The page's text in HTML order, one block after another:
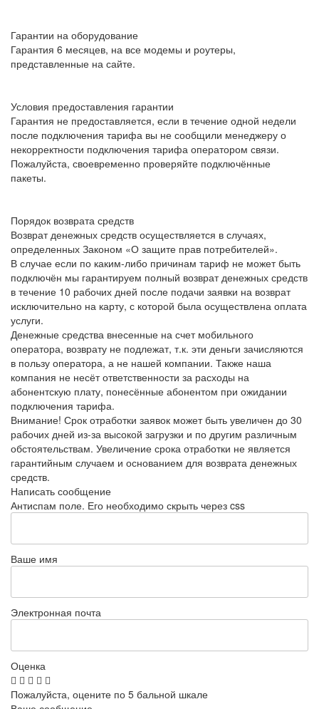
Гарантии на оборудование
Гарантия 6 месяцев, на все модемы и роутеры,
представленные на сайте.
Условия предоставления гарантии
Гарантия не предоставляется, если в течение одной недели
после подключения тарифа вы не сообщили менеджеру о
некорректности подключения тарифа оператором связи.
Пожалуйста, своевременно проверяйте подключённые
пакеты.
Порядок возврата средств
Возврат денежных средств осуществляется в случаях,
определенных Законом «О защите прав потребителей».
В случае если по каким-либо причинам тариф не может быть
подключён мы гарантируем полный возврат денежных средств
в течение 10 рабочих дней после подачи заявки на возврат
исключительно на карту, с которой была осуществлена оплата
услуги.
Денежные средства внесенные на счет мобильного
оператора, возврату не подлежат, т.к. эти деньги зачисляются
в пользу оператора, а не нашей компании. Также наша
компания не несёт ответственности за расходы на
абонентскую плату, понесённые абонентом при ожидании
подключения тарифа.
Внимание! Срок отработки заявок может быть увеличен до 30
рабочих дней из-за высокой загрузки и по другим различным
обстоятельствам. Увеличение срока отработки не является
гарантийным случаем и основанием для возврата денежных
средств.
Написать сообщение
Антиспам поле. Его необходимо скрыть через css
Ваше имя
Электронная почта
Оценка
Пожалуйста, оцените по 5 бальной шкале